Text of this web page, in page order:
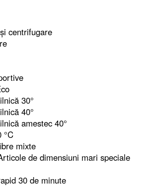
centrifugare
30°
40°
amestec 40°
°C
mixte
de dimensiuni mari speciale
30 de minute